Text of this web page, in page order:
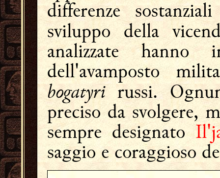
differenze
sviluppo della
analizzate hanno
dell'avamposto
bogatyrirussi.
preciso da svolgere,
sempre designato
saggio e coraggioso